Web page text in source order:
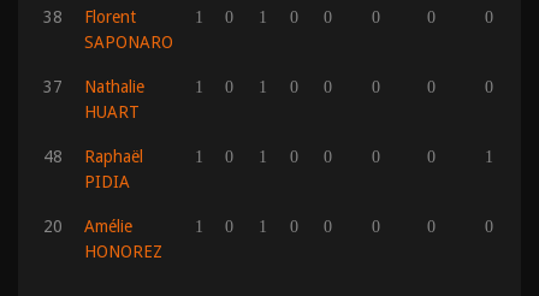
38
Florent
SAPONARO
1 0 1 0 0 0 0 0
37
Nathalie
HUART
1 0 1 0 0 0 0 0
48
Raphaël
PIDIA
1 0 1 0 0 0 0 1
20
Amélie
HONOREZ
1 0 1 0 0 0 0 0